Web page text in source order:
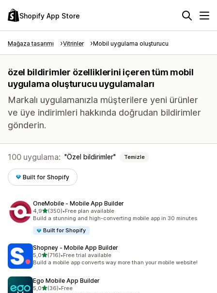
Shopify App Store
Mağaza tasarımı Vitrinler Mobil uygulama oluşturucu
özel bildirimler özelliklerini içeren tüm mobil
uygulama oluşturucu uygulamaları
Markalı uygulamanızla müşterilere yeni ürünler
ve üye indirimleri hakkında doğrudan bildirimler
gönderin.
100 uygulama: Özel bildirimler Temizle
Built for Shopify
OneMobile ‑ Mobile App Builder
4,95 yıldız üzerinden
(350)
toplam 350 değerlendirme
•Free plan available
Build a stunning and high-converting mobile app in 30 minutes
Built for Shopify
Shopney ‑ Mobile App Builder
5,05 yıldız üzerinden
(716)
toplam 716 değerlendirme
•Free trial available
Build a mobile app converts way more than your mobile website!
Ego Mobile App Builder
5,05 yıldız üzerinden
(36)
toplam 36 değerlendirme
•Free